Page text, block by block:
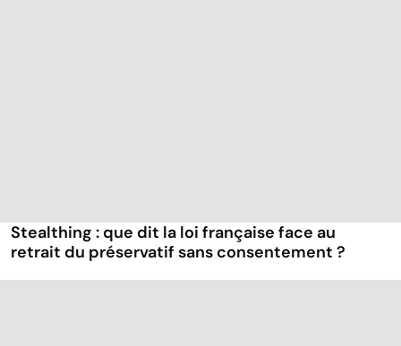
Stealthing : que dit la loi française face au
retrait du préservatif sans consentement ?